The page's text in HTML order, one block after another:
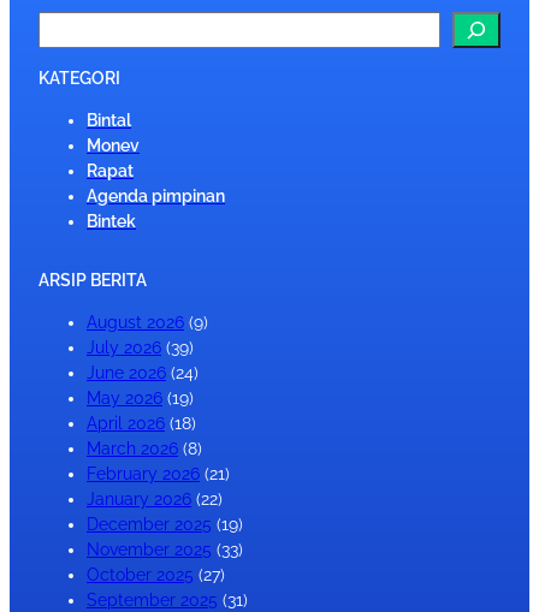
e
a
KATEGORI
Bintal
Monev
Rapat
Agenda pimpinan
Bintek
ARSIP BERITA
August 2026 (9)
July 2026 (39)
June 2026 (24)
May 2026 (19)
April 2026 (18)
March 2026 (8)
February 2026 (21)
January 2026 (22)
December 2025 (19)
November 2025 (33)
October 2025 (27)
September 2025 (31)